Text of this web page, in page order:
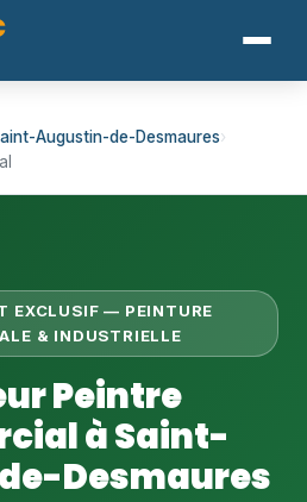
Augustin-de-Desmaures›
EXCLUSIF — PEINTURE
& INDUSTRIELLE
Peintre
à Saint-
Desmaures